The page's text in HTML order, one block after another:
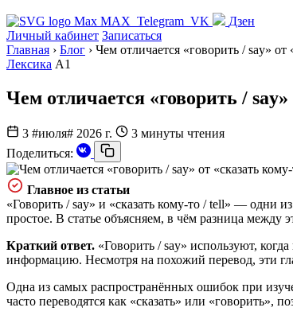
MAX Telegram VK
Дзен
Личный кабинет Записаться
Главная › Блог › Чем отличается «говорить / say» от
Лексика A1
Чем отличается «говорить /
3 #июля# 2026 г.
3 минуты чтения
Поделиться:
Главное из статьи
«Говорить / say» и «сказать кому-то / tell» — одни
простое. В статье объясняем, в чём разница
Краткий ответ. «Говорить / say» используют,
информацию. Несмотря на похожий перевод, эти
Одна из самых распространённых ошибок при
часто переводятся как «сказать» или «говорить»,